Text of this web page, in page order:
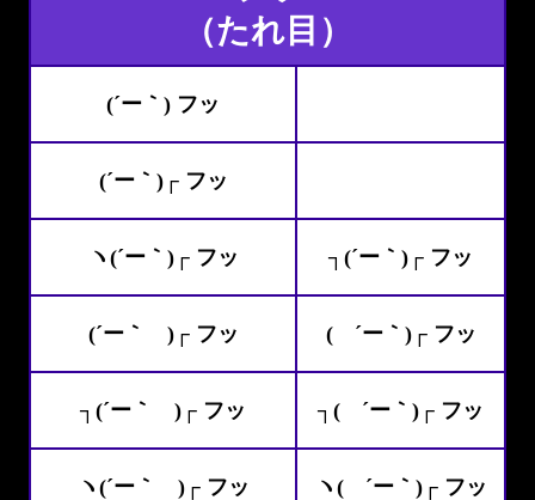
（たれ目）
(´ー｀) フッ
(´ー｀)┌ フッ
ヽ(´ー｀)┌ フッ ┐(´ー｀)┌ フッ
(´ー｀ )┌ フッ ( ´ー｀)┌ フッ
┐(´ー｀ )┌ フッ ┐( ´ー｀)┌ フッ
ヽ(´ー｀ )┌ フッ ヽ( ´ー｀)┌ フッ